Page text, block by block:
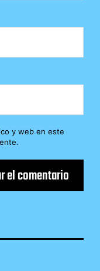
y web en este